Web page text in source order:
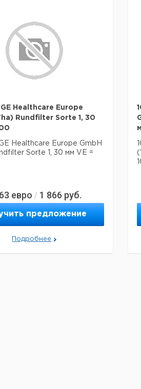
Healthcare Europe
Rundfilter Sorte 1, 30
Healthcare Europe GmbH
Sorte 1, 30 мм VE =
евро / 1 866 руб.
предложение
Подробнее